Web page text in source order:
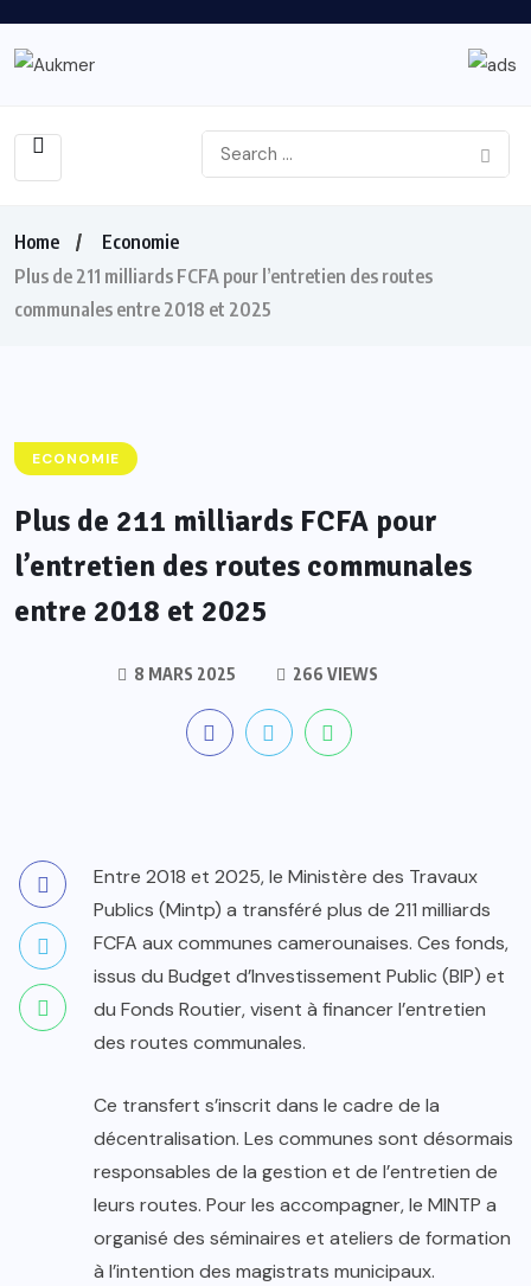
Home
Economie
Plus de 211 milliards FCFA pour l’entretien des routes
communales entre 2018 et 2025
ECONOMIE
Plus de 211 milliards FCFA pour
l’entretien des routes communales
entre 2018 et 2025
8 MARS 2025 266 VIEWS
Entre 2018 et 2025, le Ministère des Travaux
Publics (Mintp) a transféré plus de 211 milliards
FCFA aux communes camerounaises. Ces fonds,
issus du Budget d’Investissement Public (BIP) et
du Fonds Routier, visent à financer l’entretien
des routes communales.
Ce transfert s’inscrit dans le cadre de la
décentralisation. Les communes sont désormais
responsables de la gestion et de l’entretien de
leurs routes. Pour les accompagner, le MINTP a
organisé des séminaires et ateliers de formation
à l’intention des magistrats municipaux.